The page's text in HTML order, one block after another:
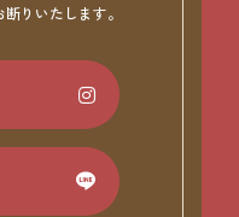
りいたします。